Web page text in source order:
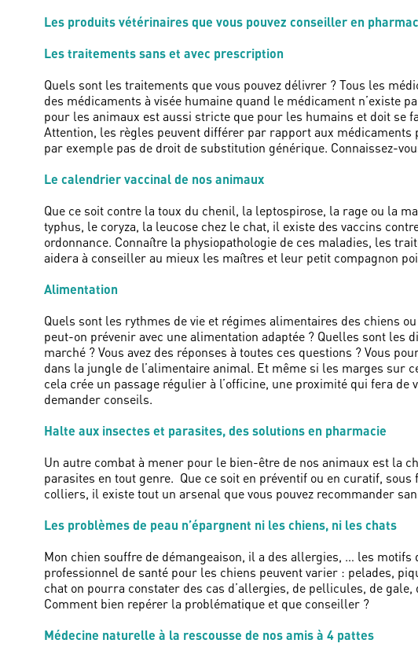
Les produits vétérinaires que vous pouvez conseiller en
Les traitements sans et avec prescription
Quels sont les traitements que vous pouvez délivrer ? Tous les
des médicaments à visée humaine quand le médicament n’existe
pour les animaux est aussi stricte que pour les humains et doit se
Attention, les règles peuvent différer par rapport aux médicaments
par exemple pas de droit de substitution générique. Connaissez-
Le calendrier vaccinal de nos animaux
Que ce soit contre la toux du chenil, la leptospirose, la rage ou la
typhus, le coryza, la leucose chez le chat, il existe des vaccins
ordonnance. Connaître la physiopathologie de ces maladies, les
aidera à conseiller au mieux les maîtres et leur petit compagnon
Alimentation
Quels sont les rythmes de vie et régimes alimentaires des chiens
peut-on prévenir avec une alimentation adaptée ? Quelles sont les
marché ? Vous avez des réponses à toutes ces questions ? Vous
dans la jungle de l’alimentaire animal. Et même si les marges sur
cela crée un passage régulier à l’officine, une proximité qui fera
demander conseils.
Halte aux insectes et parasites, des solutions en pharmacie
Un autre combat à mener pour le bien-être de nos animaux est la
parasites en tout genre. Que ce soit en préventif ou en curatif,
colliers, il existe tout un arsenal que vous pouvez recommander
Les problèmes de peau n’épargnent ni les chiens, ni les chats
Mon chien souffre de démangeaison, il a des allergies, … les motifs
professionnel de santé pour les chiens peuvent varier : pelades,
chat on pourra constater des cas d’allergies, de pellicules, de gale,
Comment bien repérer la problématique et que conseiller ?
Médecine naturelle à la rescousse de nos amis à 4 pattes